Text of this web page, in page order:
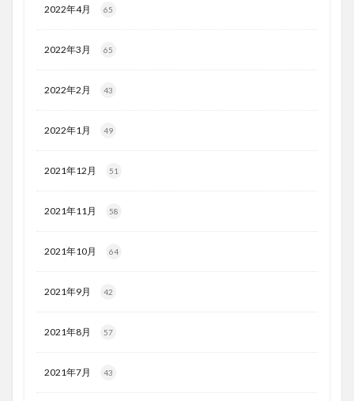
2022年4月 65
2022年3月 65
2022年2月 43
2022年1月 49
2021年12月 51
2021年11月 58
2021年10月 64
2021年9月 42
2021年8月 57
2021年7月 43